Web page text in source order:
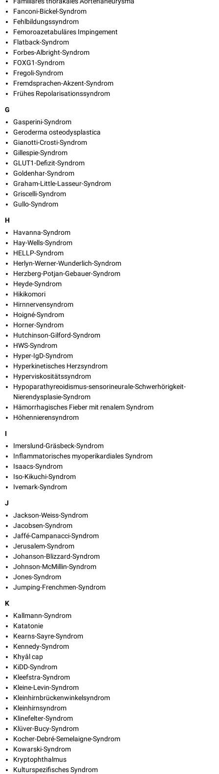
Fanconi-Bickel-Syndrom
Fehlbildungssyndrom
Femoroazetabuläres Impingement
Flatback-Syndrom
Forbes-Albright-Syndrom
FOXG1-Syndrom
Fregoli-Syndrom
Fremdsprachen-Akzent-Syndrom
Frühes Repolarisationssyndrom
G
Gasperini-Syndrom
Geroderma osteodysplastica
Gianotti-Crosti-Syndrom
Gillespie-Syndrom
GLUT1-Defizit-Syndrom
Goldenhar-Syndrom
Graham-Little-Lasseur-Syndrom
Griscelli-Syndrom
Gullo-Syndrom
H
Havanna-Syndrom
Hay-Wells-Syndrom
HELLP-Syndrom
Herlyn-Werner-Wunderlich-Syndrom
Herzberg-Potjan-Gebauer-Syndrom
Heyde-Syndrom
Hikikomori
Hirnnervensyndrom
Hoigné-Syndrom
Horner-Syndrom
Hutchinson-Gilford-Syndrom
HWS-Syndrom
Hyper-IgD-Syndrom
Hyperkinetisches Herzsyndrom
Hyperviskositätssyndrom
Hypoparathyreoidismus-sensorineurale-Schwerhörigkeit-
Nierendysplasie-Syndrom
Hämorrhagisches Fieber mit renalem Syndrom
Höhennierensyndrom
I
Imerslund-Gräsbeck-Syndrom
Inflammatorisches myoperikardiales Syndrom
Isaacs-Syndrom
Iso-Kikuchi-Syndrom
Ivemark-Syndrom
J
Jackson-Weiss-Syndrom
Jacobsen-Syndrom
Jaffé-Campanacci-Syndrom
Jerusalem-Syndrom
Johanson-Blizzard-Syndrom
Johnson-McMillin-Syndrom
Jones-Syndrom
Jumping-Frenchmen-Syndrom
K
Kallmann-Syndrom
Katatonie
Kearns-Sayre-Syndrom
Kennedy-Syndrom
Khyâl cap
KiDD-Syndrom
Kleefstra-Syndrom
Kleine-Levin-Syndrom
Kleinhirnbrückenwinkelsyndrom
Kleinhirnsyndrom
Klinefelter-Syndrom
Klüver-Bucy-Syndrom
Kocher-Debré-Semelaigne-Syndrom
Kowarski-Syndrom
Kryptophthalmus
Kulturspezifisches Syndrom